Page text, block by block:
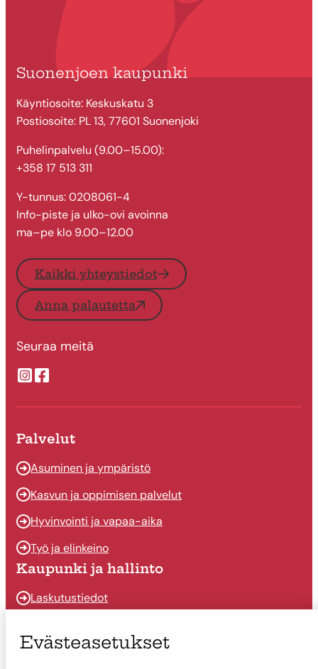
Suonenjoen kaupunki
Käyntiosoite: Keskuskatu 3
Postiosoite: PL 13, 77601 Suonenjoki
Puhelinpalvelu (9.00–15.00):
+358 17 513 311
Y-tunnus: 0208061-4
Info-piste ja ulko-ovi avoinna
ma–pe klo 9.00–12.00
Kaikki yhteystiedot
Anna palautetta
Seuraa meitä
Suonenjoen kaupungin Instragram
Suonenjoen kaupungin Facebook
Palvelut
Asuminen ja ympäristö
Kasvun ja oppimisen palvelut
Hyvinvointi ja vapaa-aika
Työ ja elinkeino
Kaupunki ja hallinto
Laskutustiedot
Päätöksenteko
Evästeasetukset